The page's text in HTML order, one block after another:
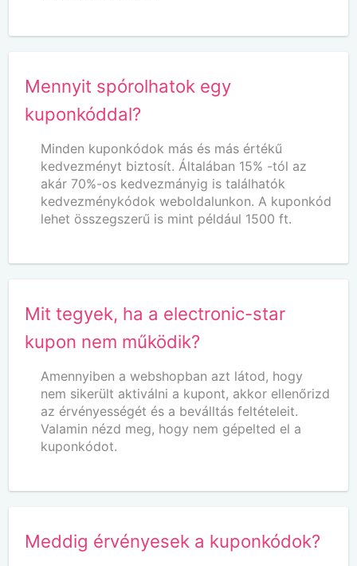
Mennyit spórolhatok egy
kuponkóddal?
Minden kuponkódok más és más értékű
kedvezményt biztosít. Általában 15% -tól az
akár 70%-os kedvezmányig is találhatók
kedvezménykódok weboldalunkon. A kuponkód
lehet összegszerű is mint például 1500 ft.
Mit tegyek, ha a electronic-star
kupon nem működik?
Amennyiben a webshopban azt látod, hogy
nem sikerült aktiválni a kupont, akkor ellenőrizd
az érvényességét és a beválltás feltételeit.
Valamin nézd meg, hogy nem gépelted el a
kuponkódot.
Meddig érvényesek a kuponkódok?